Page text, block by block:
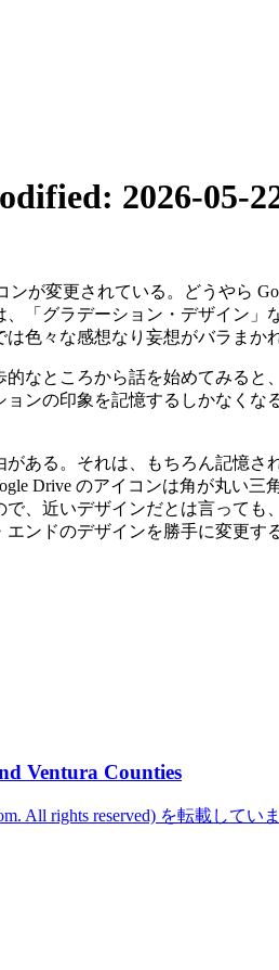
2026-05-
が変更されている。どうやら
「グラデーション・デザイン
色々な感想なり妄想がバラまか
なところから話を始めてみる
ンの印象を記憶するしかなく
ある。それは、もちろん記憶さ
Drive のアイコンは角が丸い
、近いデザインだとは言って
ンドのデザインを勝手に変更す
Ventura Counties
All rights reserved) を転載していま